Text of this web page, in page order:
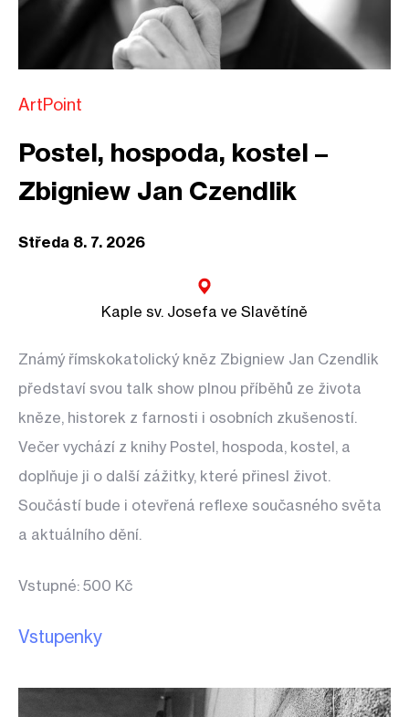
ArtPoint
Postel, hospoda, kostel –
Zbigniew Jan Czendlik
Středa 8. 7. 2026
Kaple sv. Josefa ve Slavětíně
Známý římskokatolický kněz Zbigniew Jan Czendlik
představí svou talk show plnou příběhů ze života
kněze, historek z farnosti i osobních zkušeností.
Večer vychází z knihy Postel, hospoda, kostel, a
doplňuje ji o další zážitky, které přinesl život.
Součástí bude i otevřená reflexe současného světa
a aktuálního dění.
Vstupné: 500 Kč
Vstupenky